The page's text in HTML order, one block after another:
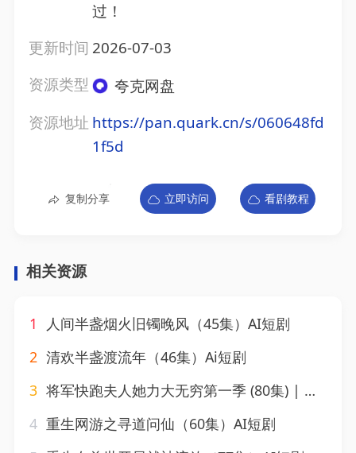
过！
更新时间 2026-07-03
资源类型
夸克网盘
资源地址 https://pan.quark.cn/s/060648fd
1f5d
复制分享 立即访问 看剧教程
相关资源
1
人间半盏烟火旧镯晚风（45集）AI短剧
2 清欢半盏渡流年（46集）Ai短剧
3 将军快跑夫人她力大无穷第一季 (80集) | 短剧
4 重生网游之寻道问仙（60集）AI短剧